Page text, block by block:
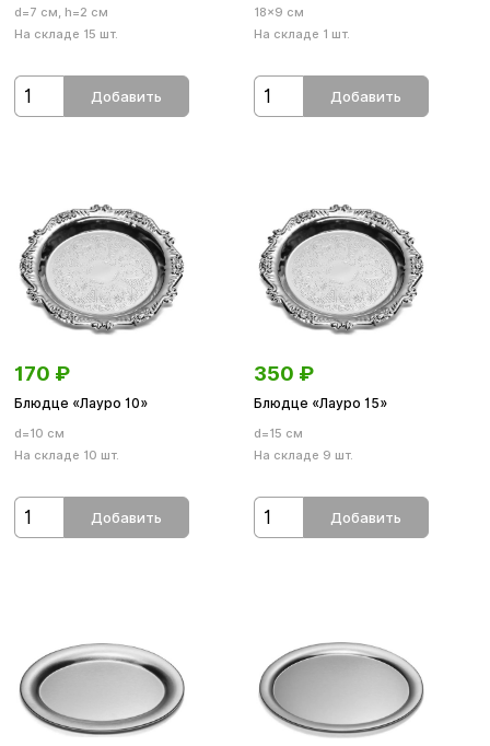
d=7 см, h=2 см
На складе 15 шт.
Добавить
18×9 см
На складе 1 шт.
Добавить
170 ₽
Блюдце «Лауро 10»
d=10 см
На складе 10 шт.
Добавить
350 ₽
Блюдце «Лауро 15»
d=15 см
На складе 9 шт.
Добавить